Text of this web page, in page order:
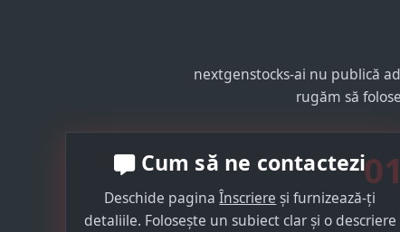
nextgenstocks-ai nu publică
rugăm să
01
Cum să ne contactezi
Deschide paginaÎnscriere și furnizează-ți
detaliile. Folosește un subiect clar și o descriere